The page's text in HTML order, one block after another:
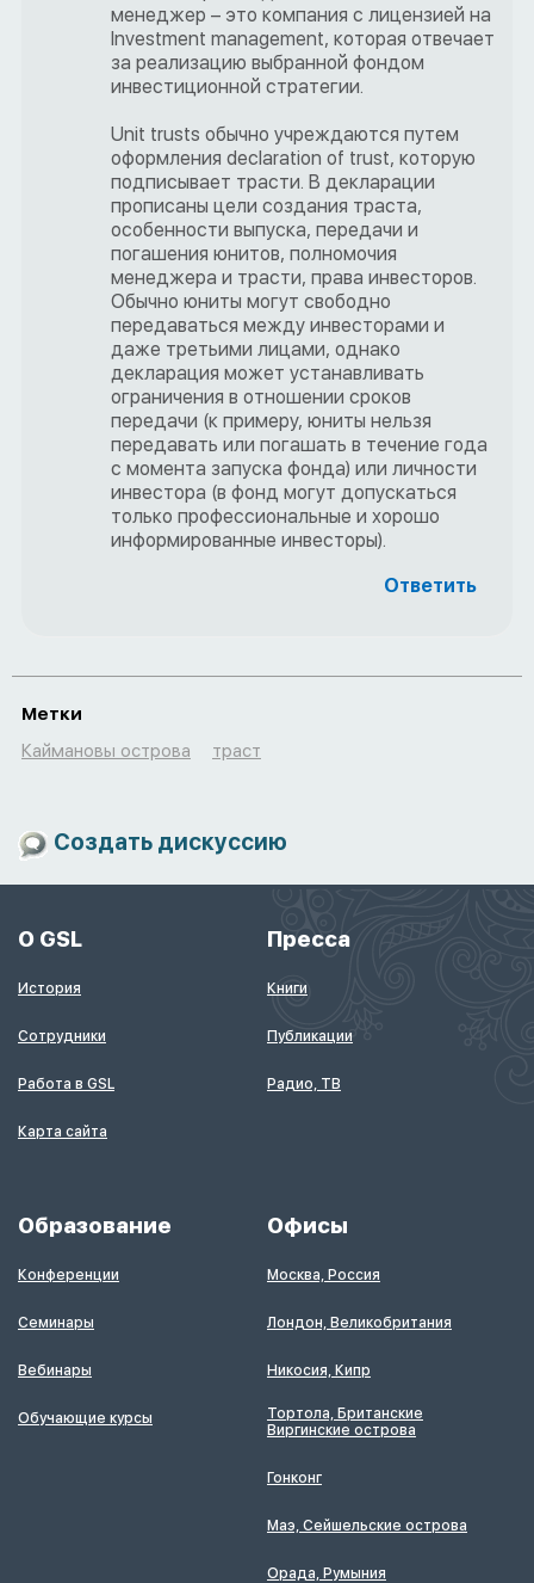
менеджер – это компания с лицензией на
Investment management, которая отвечает
за реализацию выбранной фондом
инвестиционной стратегии.
Unit trusts обычно учреждаются путем
оформления declaration of trust, которую
подписывает трасти. В декларации
прописаны цели создания траста,
особенности выпуска, передачи и
погашения юнитов, полномочия
менеджера и трасти, права инвесторов.
Обычно юниты могут свободно
передаваться между инвесторами и
даже третьими лицами, однако
декларация может устанавливать
ограничения в отношении сроков
передачи (к примеру, юниты нельзя
передавать или погашать в течение года
с момента запуска фонда) или личности
инвестора (в фонд могут допускаться
только профессиональные и хорошо
информированные инвесторы).
Ответить
Метки
Каймановы острова
траст
Создать дискуссию
О GSL
История
Сотрудники
Работа в GSL
Карта сайта
Пресса
Книги
Публикации
Радио, ТВ
Образование
Конференции
Семинары
Вебинары
Обучающие курсы
Офисы
Москва, Россия
Лондон, Великобритания
Никосия, Кипр
Тортола, Британские
Виргинские острова
Гонконг
Маэ, Сейшельские острова
Орада, Румыния